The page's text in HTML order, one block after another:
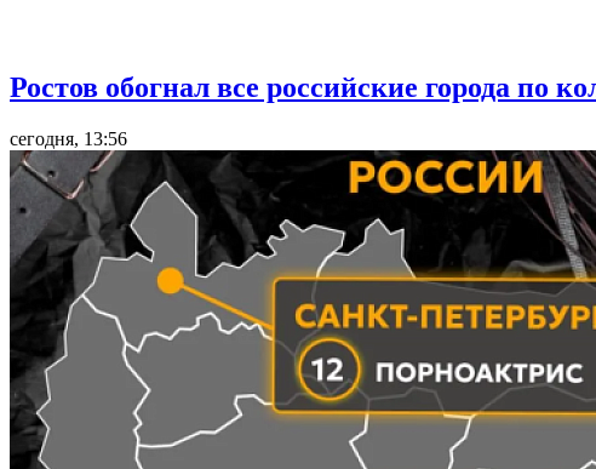
Ростов обогнал все российские города по
сегодня, 13:56